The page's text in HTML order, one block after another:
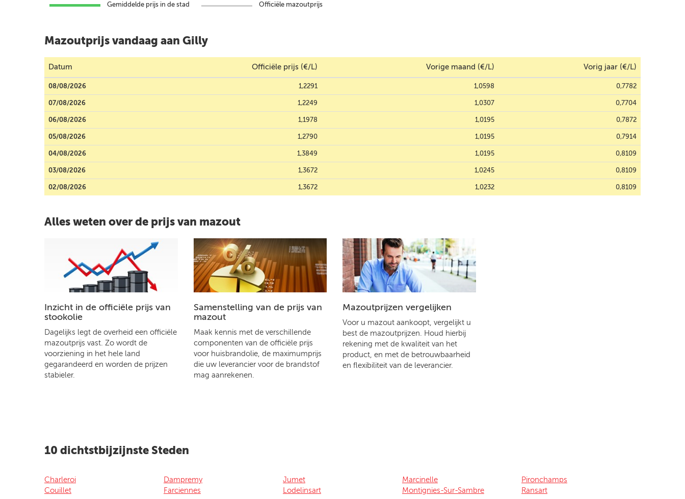
Gemiddelde prijs in de stad Officiële mazoutprijs
Mazoutprijs vandaag aan Gilly
Datum Officiële prijs (€/L) Vorige maand (€/L) Vorig jaar (€/L)
08/08/2026 1,2291 1,0598 0,7782
07/08/2026 1,2249 1,0307 0,7704
06/08/2026 1,1978 1,0195 0,7872
05/08/2026 1,2790 1,0195 0,7914
04/08/2026 1,3849 1,0195 0,8109
03/08/2026 1,3672 1,0245 0,8109
02/08/2026 1,3672 1,0232 0,8109
Alles weten over de prijs van mazout
Inzicht in de officiële prijs van
stookolie
Dagelijks legt de overheid een officiële
mazoutprijs vast. Zo wordt de
voorziening in het hele land
gegarandeerd en worden de prijzen
stabieler.
Samenstelling van de prijs van
mazout
Maak kennis met de verschillende
componenten van de officiële prijs
voor huisbrandolie, de maximumprijs
die uw leverancier voor de brandstof
mag aanrekenen.
Mazoutprijzen vergelijken
Voor u mazout aankoopt, vergelijkt u
best de mazoutprijzen. Houd hierbij
rekening met de kwaliteit van het
product, en met de betrouwbaarheid
en flexibiliteit van de leverancier.
10 dichtstbijzijnste Steden
Charleroi
Couillet
Dampremy
Farciennes
Jumet
Lodelinsart
Marcinelle
Montignies-Sur-Sambre
Pironchamps
Ransart